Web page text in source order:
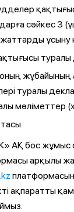
сәйкес 3
ұсыну
туралы
жұбайының
туралы
мәліметтер
АҚ бос жұмыс
арқылы
ақпаратты